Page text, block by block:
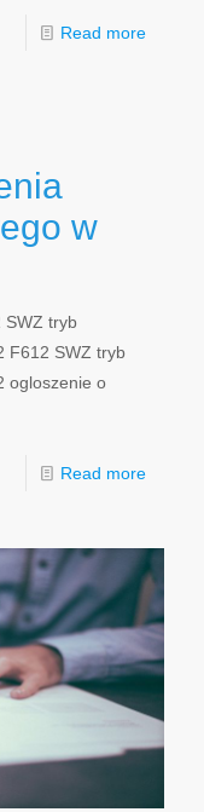
Read more
w
SWZ tryb
F612 SWZ tryb
ogloszenie o
Read more